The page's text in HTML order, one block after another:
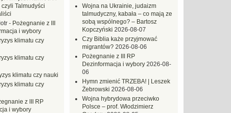
Wojna na Ukrainie, judaizm
talmudyczny, kabała – co mają ze
sobą wspólnego? – Bartosz
Kopczyński 2026-08-07
Czy Biblia każe przyjmować
migrantów? 2026-08-06
Pożegnanie z III RP
Dezinformacja i wybory 2026-08-
06
Hymn zmienić TRZEBA! | Leszek
Żebrowski 2026-08-06
Wojna hybrydowa przeciwko
Polsce – prof. Włodzimierz
czyli Talmudyści
- Pożegnanie z III
i wybory
klimatu czy
klimatu czy
klimatu czy nauki
klimatu czy
z III RP
i wybory